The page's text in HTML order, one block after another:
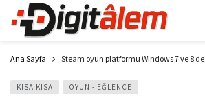
Ana Sayfa Steam oyun platformu Windows 7 ve 8
KISA KISA OYUN - EĞLENCE